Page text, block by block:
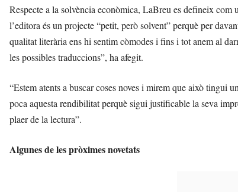
Respecte a la solvència econòmica, LaBreu es defineix com
l’editora és un projecte “petit, però solvent” perquè per
qualitat literària ens hi sentim còmodes i fins i tot anem al
les possibles traduccions”, ha afegit.
“Estem atents a buscar coses noves i mirem que això tingui
poca aquesta rendibilitat perquè sigui justificable la seva
plaer de la lectura”.
Algunes de les pròximes novetats